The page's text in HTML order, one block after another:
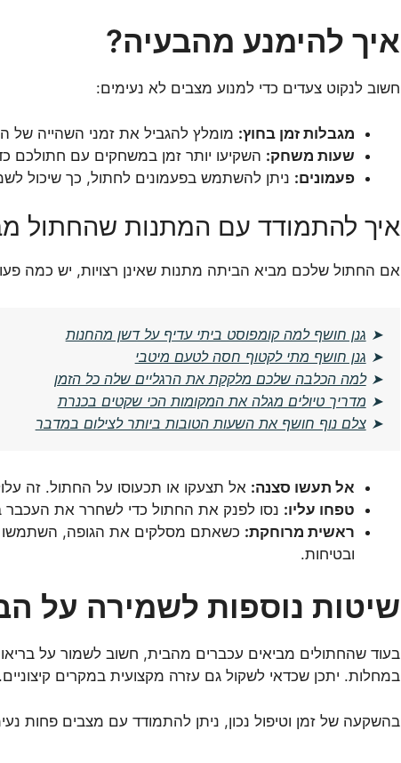
איך להימנע מהבעיה?
חשוב לנקוט צעדים כדי למנוע מצבים לא נעימים:
מגבלות זמן בחוץ: מומלץ להגביל את זמני השהייה של
שעות משחק: השקיעו יותר זמן במשחקים עם חתולכם
פעמונים: ניתן להשתמש בפעמונים לחתול, כך שיכול
איך להתמודד עם המתנות שהחתול
אם החתול שלכם מביא הביתה מתנות שאינן רצויות, יש כמה
➤ גנן חושף למה קומפוסט ביתי עדיף על דשן מהחנות
➤ גנן חושף מתי לקטוף חסה לטעם מיטבי
➤למה הכלבה שלכם מלקקת את הרגליים שלה כל הזמן
➤ מדריך טיולים מגלה את המקומות הכי שקטים בכנרת
➤צלם נוף חושף את השעות הטובות ביותר לצילום במדבר
אל תעשו סצנה: אל תצעקו או תכעוסו על החתול. זה
טפחו עליו: נסו לפנק את החתול כדי לשחרר את העכבר
ראשית מרוחקת: כשאתם מסלקים את הגופה, השתמשו
ובטיחות.
שיטות נוספות לשמירה על
בעוד שהחתולים מביאים עכברים מהבית, חשוב לשמור על
במחלות. יתכן שכדאי לשקול גם עזרה מקצועית במקרים קיצוניים.
בהשקעה של זמן וטיפול נכון, ניתן להתמודד עם מצבים פחות